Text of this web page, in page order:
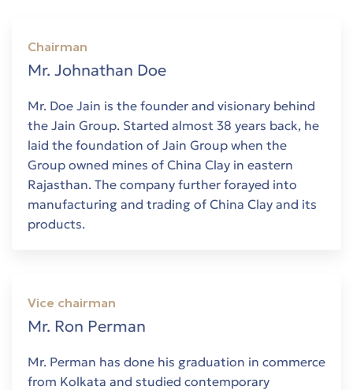
Chairman
Mr. Johnathan Doe
Mr. Doe Jain is the founder and visionary behind
the Jain Group. Started almost 38 years back, he
laid the foundation of Jain Group when the
Group owned mines of China Clay in eastern
Rajasthan. The company further forayed into
manufacturing and trading of China Clay and its
products.
Vice chairman
Mr. Ron Perman
Mr. Perman has done his graduation in commerce
from Kolkata and studied contemporary